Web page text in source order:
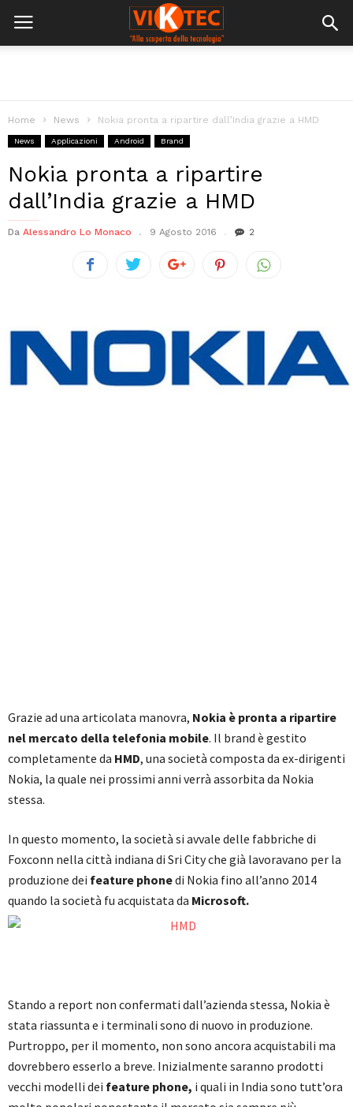
Home News Nokia pronta a ripartire dall’India grazie a HMD
News Applicazioni Android Brand
Nokia pronta a ripartire
dall’India grazie a HMD
Da Alessandro Lo Monaco 9 Agosto 2016 2
Grazie ad una articolata manovra, Nokia è pronta a ripartire
nel mercato della telefonia mobile. Il brand è gestito
completamente da HMD, una società composta da ex-dirigenti
Nokia, la quale nei prossimi anni verrà assorbita da Nokia
stessa.
In questo momento, la società si avvale delle fabbriche di
Foxconn nella città indiana di Sri City che già lavoravano per la
produzione dei feature phonedi Nokia fino all’anno 2014
quando la società fu acquistata da Microsoft.
Stando a report non confermati dall’azienda stessa, Nokia è
stata riassunta e i terminali sono di nuovo in produzione.
Purtroppo, per il momento, non sono ancora acquistabili ma
dovrebbero esserlo a breve. Inizialmente saranno prodotti
vecchi modelli dei feature phone, i quali in India sono tutt’ora